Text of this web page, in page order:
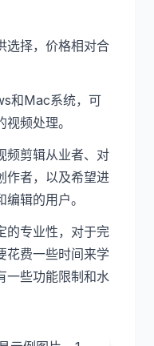
选择，价格相对合
和Mac系统，可
频处理。
频剪辑从业者、对
作者，以及希望进
辑的用户。
的专业性，对于完
花费一些时间来学
一些功能限制和水